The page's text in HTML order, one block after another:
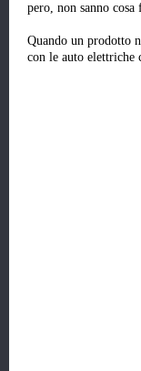
pero, non sanno
Quando un prodotto
con le auto elettriche